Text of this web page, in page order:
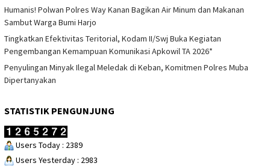
Humanis! Polwan Polres Way Kanan Bagikan Air Minum dan Makanan
Sambut Warga Bumi Harjo
Tingkatkan Efektivitas Teritorial, Kodam II/Swj Buka Kegiatan
Pengembangan Kemampuan Komunikasi Apkowil TA 2026*
Penyulingan Minyak Ilegal Meledak di Keban, Komitmen Polres Muba
Dipertanyakan
STATISTIK PENGUNJUNG
Users Today : 2389
Users Yesterday : 2983